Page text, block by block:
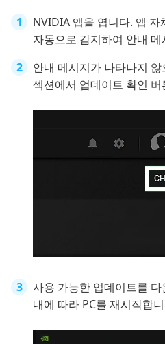
NVIDIA 앱을 엽니다. 앱
자동으로 감지하여 안내
안내 메시지가 나타나지
섹션에서 업데이트 확인
사용 가능한 업데이트를
내에 따라 PC를 재시작합